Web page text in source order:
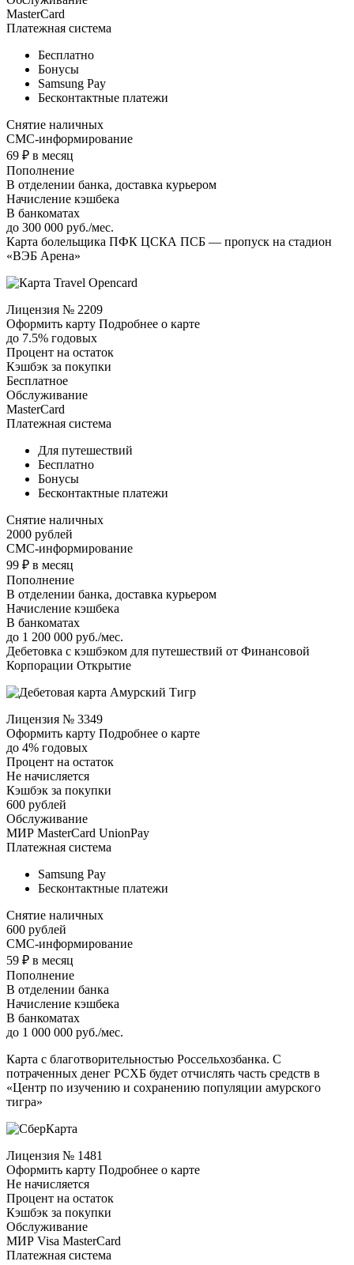
MasterCard
Платежная система
Бесплатно
Бонусы
Samsung Pay
Бесконтактные платежи
Снятие наличных
СМС-информирование
69 ₽ в месяц
Пополнение
В отделении банка, доставка курьером
Начисление кэшбека
В банкоматах
до 300 000 руб./мес.
Карта болельщика ПФК ЦСКА ПСБ — пропуск на стадион
«ВЭБ Арена»
Лицензия № 2209
Оформить карту Подробнее о карте
до 7.5% годовых
Процент на остаток
Кэшбэк за покупки
Бесплатное
Обслуживание
MasterCard
Платежная система
Для путешествий
Бесплатно
Бонусы
Бесконтактные платежи
Снятие наличных
2000 рублей
СМС-информирование
99 ₽ в месяц
Пополнение
В отделении банка, доставка курьером
Начисление кэшбека
В банкоматах
до 1 200 000 руб./мес.
Дебетовка с кэшбэком для путешествий от Финансовой
Корпорации Открытие
Лицензия № 3349
Оформить карту Подробнее о карте
до 4% годовых
Процент на остаток
Не начисляется
Кэшбэк за покупки
600 рублей
Обслуживание
МИР MasterCard UnionPay
Платежная система
Samsung Pay
Бесконтактные платежи
Снятие наличных
600 рублей
СМС-информирование
59 ₽ в месяц
Пополнение
В отделении банка
Начисление кэшбека
В банкоматах
до 1 000 000 руб./мес.
Карта с благотворительностью Россельхозбанка. С
потраченных денег РСХБ будет отчислять часть средств в
«Центр по изучению и сохранению популяции амурского
тигра»
Лицензия № 1481
Оформить карту Подробнее о карте
Не начисляется
Процент на остаток
Кэшбэк за покупки
Обслуживание
МИР Visa MasterCard
Платежная система